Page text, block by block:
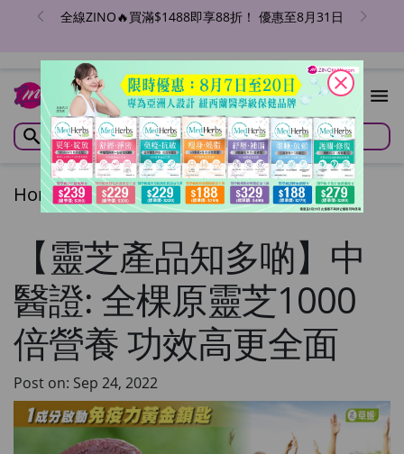
全線ZINO🔥買滿$1488即享88折！ 優惠至8月31日
Home/Articles/Articles
【靈芝產品知多啲】中
醫證: 全棵原靈芝1000
倍營養 功效高更全面
Post on: Sep 24, 2022
close